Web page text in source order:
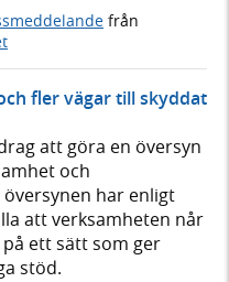
från
fler vägar till skyddat
att göra en översyn
och
har enligt
att verksamheten når
ett sätt som ger
stöd.